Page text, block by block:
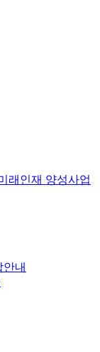
래인재 양성사업
내